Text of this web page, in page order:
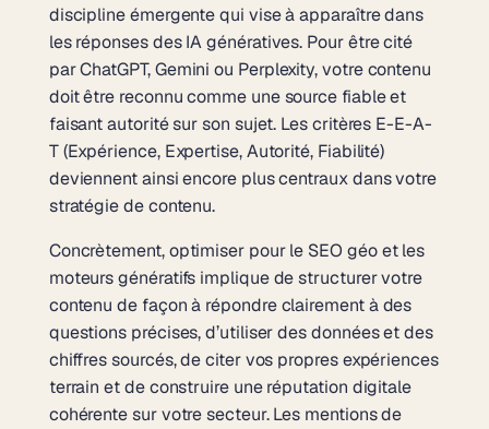
discipline émergente qui vise à apparaître dans
les réponses des IA génératives. Pour être cité
par ChatGPT, Gemini ou Perplexity, votre contenu
doit être reconnu comme une source fiable et
faisant autorité sur son sujet. Les critères E-E-A-
T (Expérience, Expertise, Autorité, Fiabilité)
deviennent ainsi encore plus centraux dans votre
stratégie de contenu.
Concrètement,optimiser pour le SEO géo et les
moteurs génératifs implique de structurer votre
contenu de façon à répondre clairement à des
questions précises, d’utiliser des données et des
chiffres sourcés, de citer vos propres expériences
terrain et de construire une réputation digitale
cohérente sur votre secteur. Les mentions de